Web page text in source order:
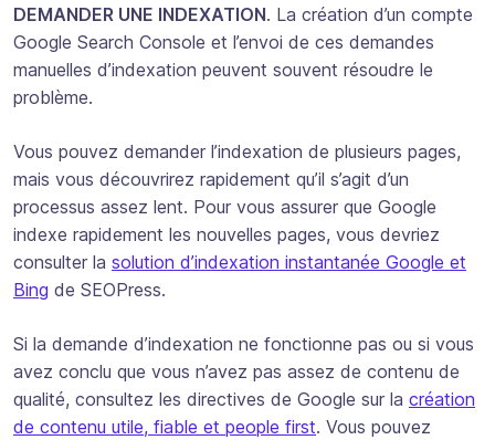
DEMANDER UNE INDEXATION. La création d’un compte
Google Search Console et l’envoi de ces demandes
manuelles d’indexation peuvent souvent résoudre le
problème.
Vous pouvez demander l’indexation de plusieurs pages,
mais vous découvrirez rapidement qu’il s’agit d’un
processus assez lent. Pour vous assurer que Google
indexe rapidement les nouvelles pages, vous devriez
consulter la solution d’indexation instantanée Google et
Bing de SEOPress.
Si la demande d’indexation ne fonctionne pas ou si vous
avez conclu que vous n’avez pas assez de contenu de
qualité, consultez les directives de Google sur la création
de contenu utile, fiable et people first. Vous pouvez